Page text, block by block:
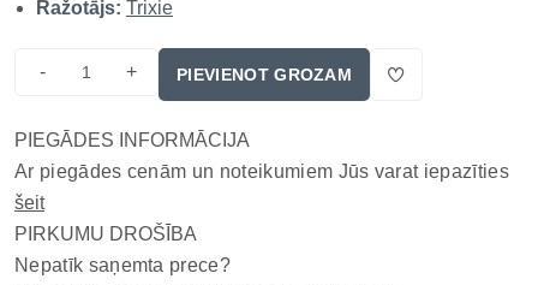
dokumentus, pavadu vai citus nelielus ceļojuma
Ražotājs: Trixie
- + PIEVIENOT GROZAM
PIEGĀDES INFORMĀCIJA
Ar piegādes cenām un noteikumiem Jūs varat iepazīties
šeit
PIRKUMU DROŠĪBA
Nepatīk saņemta prece?